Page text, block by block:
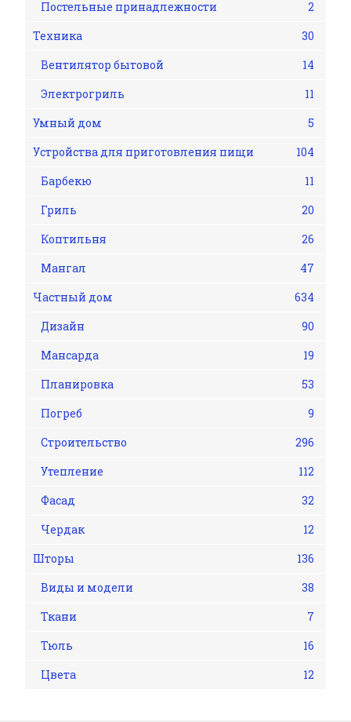
Постельные принадлежности
2
Техника
30
Вентилятор бытовой
14
Электрогриль
11
Умный дом
5
Устройства для приготовления пищи
104
Барбекю
11
Гриль
20
Коптильня
26
Мангал
47
Частный дом
634
Дизайн
90
Мансарда
19
Планировка
53
Погреб
9
Строительство
296
Утепление
112
Фасад
32
Чердак
12
Шторы
136
Виды и модели
38
Ткани
7
Тюль
16
Цвета
12